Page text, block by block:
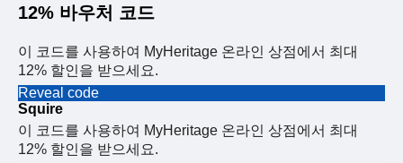
12% 바우처 코드
이 코드를 사용하여 MyHeritage 온라인 상점에서 최대
12% 할인을 받으세요.
Reveal code
Squire
이 코드를 사용하여 MyHeritage 온라인 상점에서 최대
12% 할인을 받으세요.